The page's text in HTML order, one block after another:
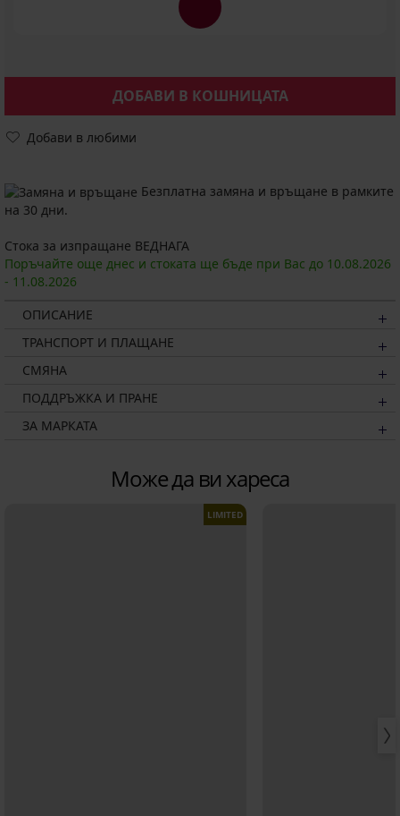
ДОБАВИ В КОШНИЦАТА
Добави в любими
Безплатна замяна и връщане в рамките
на 30 дни.
Стока за изпращане ВЕДНАГА
Поръчайте още днес и стоката ще бъде при Вас до 10.08.2026
- 11.08.2026
ОПИСАНИЕ
ТРАНСПОРТ И ПЛАЩАНЕ
СМЯНА
ПОДДРЪЖКА И ПРАНЕ
ЗА МАРКАТА
Може да ви хареса
LIMITED